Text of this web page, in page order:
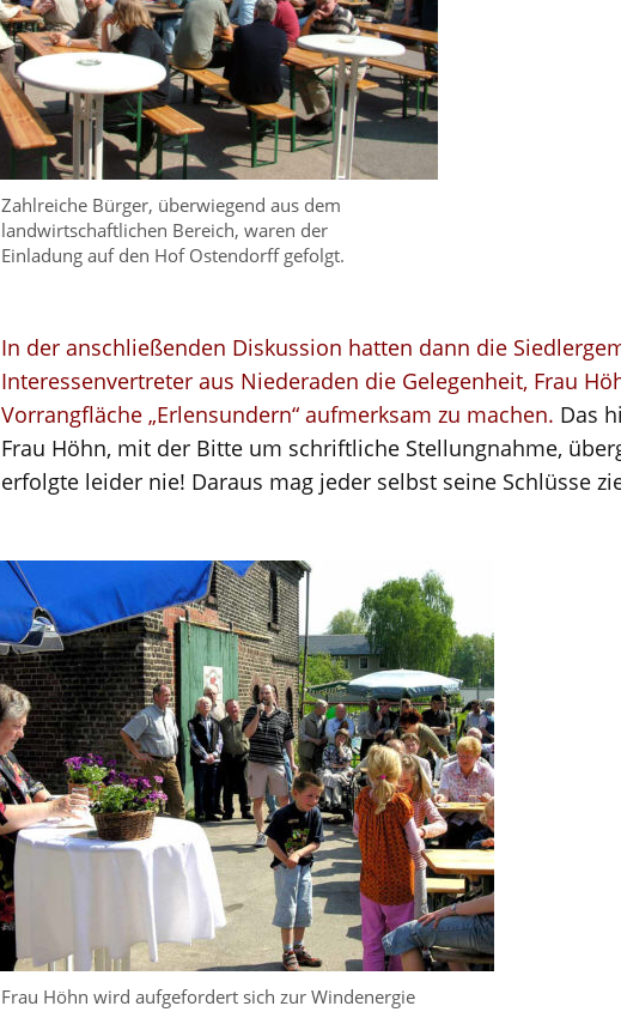
Zahlreiche Bürger, überwiegend aus dem
landwirtschaftlichen Bereich, waren der
Einladung auf den Hof Ostendorff gefolgt.
In der anschließenden Diskussion hatten dann die
Interessenvertreter aus Niederaden die Gelegenheit, Frau
Vorrangfläche „Erlensundern“ aufmerksam zu machen. Das
Frau Höhn, mit der Bitte um schriftliche Stellungnahme,
erfolgte leider nie! Daraus mag jeder selbst seine Schlüsse
Frau Höhn wird aufgefordert sich zur Windenergie